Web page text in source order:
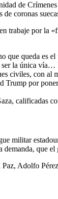
de
coronas
trabaje por
que queda es el
la única
civiles, con
por
calificadas
militar
que
Adolfo